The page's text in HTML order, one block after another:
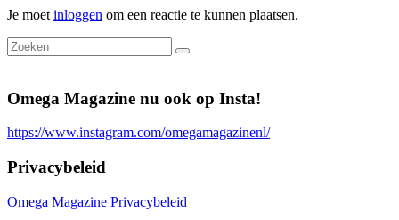
Je moet inloggen om een reactie te kunnen plaatsen.
Omega Magazine nu ook op Insta!
https://www.instagram.com/omegamagazinenl/
Privacybeleid
Omega Magazine Privacybeleid